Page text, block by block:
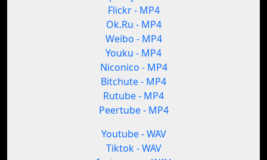
Flickr - MP4
Ok.Ru - MP4
Weibo - MP4
Youku - MP4
Niconico - MP4
Bitchute - MP4
Rutube - MP4
Peertube - MP4
Youtube - WAV
Tiktok - WAV